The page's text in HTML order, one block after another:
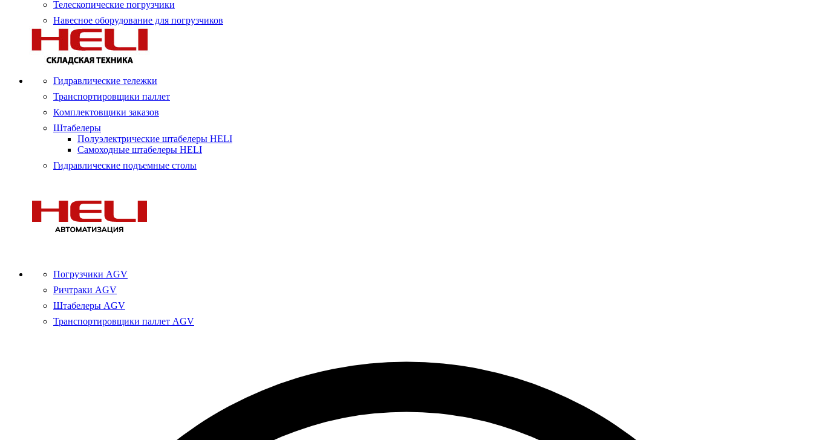
Телескопические погрузчики
Навесное оборудование для погрузчиков
Гидравлические тележки
Транспортировщики паллет
Комплектовщики заказов
Штабелеры
Полуэлектрические штабелеры HELI
Самоходные штабелеры HELI
Гидравлические подъемные столы
Погрузчики AGV
Ричтраки AGV
Штабелеры AGV
Транспортировщики паллет AGV